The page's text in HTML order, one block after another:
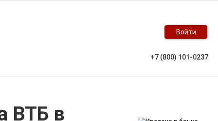
Войти
+7 (800) 101-0237
ВТБ в